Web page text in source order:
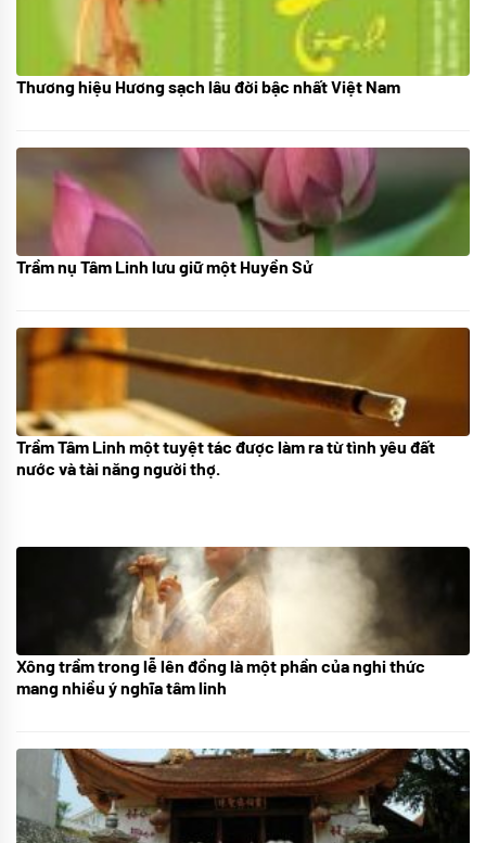
18/10/2025
Thương hiệu Hương sạch lâu đời bậc nhất Việt Nam
05/10/2025
Trầm nụ Tâm Linh lưu giữ một Huyền Sử
09/06/2024
Trầm Tâm Linh một tuyệt tác được làm ra từ tình yêu đất
nước và tài năng người thợ.
21/07/2024
Xông trầm trong lễ lên đồng là một phần của nghi thức
mang nhiều ý nghĩa tâm linh